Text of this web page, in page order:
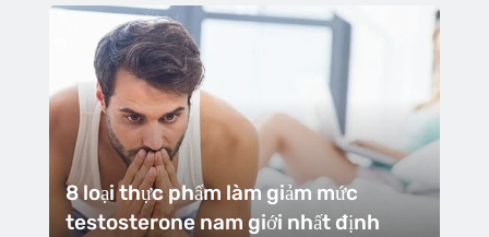
8 loại thực phẩm làm giảm mức
testosterone nam giới nhất định